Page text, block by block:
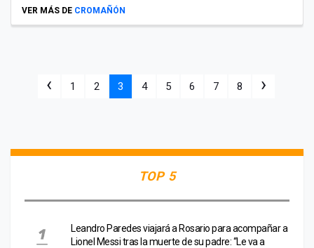
VER MÁS DE CROMAÑÓN
‹ 1 2 3 4 5 6 7 8 ›
TOP 5
Leandro Paredes viajará a Rosario para acompañar a
Lionel Messi tras la muerte de su padre: “Le va a